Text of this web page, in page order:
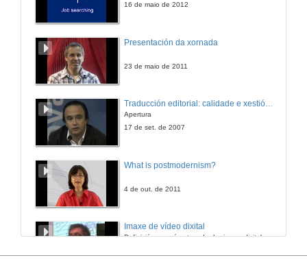
Turno de preguntas
Actuación do Coro Universitario de Vigo
Actuación do Coro Universitario de Vigo
16 de maio de 2012
Presentación da xornada
23 de maio de 2011
Traducción editorial: calidade e xestión de proxectos
Apertura
17 de set. de 2007
What is postmodernism?
4 de out. de 2011
Imaxe de vídeo dixital
Definición e parámetros dunha imaxe dixital. Resolución e Aspecto. Profundidade da cor. Compresión. Frame por segundo. Entrelazado. Campos, cadros